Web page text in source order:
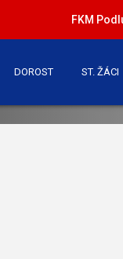
FKM
DOROST ST. ŽÁCI